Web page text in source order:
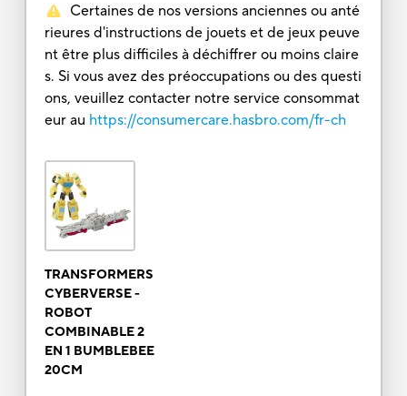
Certaines de nos versions anciennes ou anté
rieures d'instructions de jouets et de jeux peuve
nt être plus difficiles à déchiffrer ou moins claire
s. Si vous avez des préoccupations ou des questi
ons, veuillez contacter notre service consommat
eur au https://consumercare.hasbro.com/fr-ch
TRANSFORMERS
CYBERVERSE -
ROBOT
COMBINABLE 2
EN 1 BUMBLEBEE
20CM